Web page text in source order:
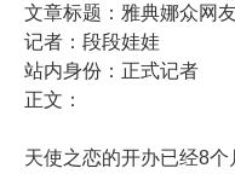
文章标题：雅典娜众网
记者：段段娃娃
站内身份：正式记者
正文：
天使之恋的开办已经8